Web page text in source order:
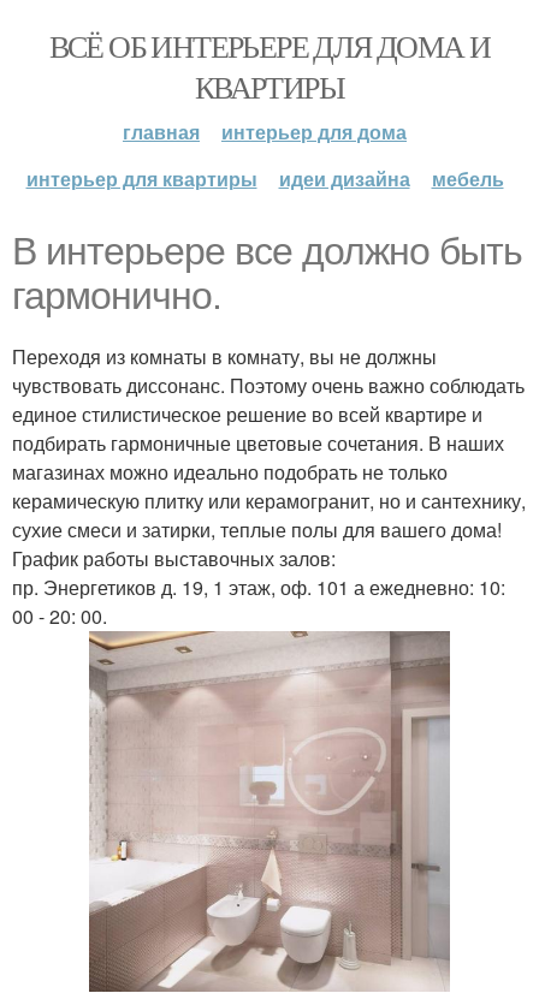
ВСЁ ОБ ИНТЕРЬЕРЕ ДЛЯ ДОМА И
КВАРТИРЫ
главная
интерьер для дома
интерьер для квартиры
идеи дизайна мебель
В интерьере все должно быть
гармонично.
Переходя из комнаты в комнату, вы не должны
чувствовать диссонанс. Поэтому очень важно соблюдать
единое стилистическое решение во всей квартире и
подбирать гармоничные цветовые сочетания. В наших
магазинах можно идеально подобрать не только
керамическую плитку или керамогранит, но и сантехнику,
сухие смеси и затирки, теплые полы для вашего дома!
График работы выставочных залов:
пр. Энергетиков д. 19, 1 этаж, оф. 101 а ежедневно: 10:
00 - 20: 00.